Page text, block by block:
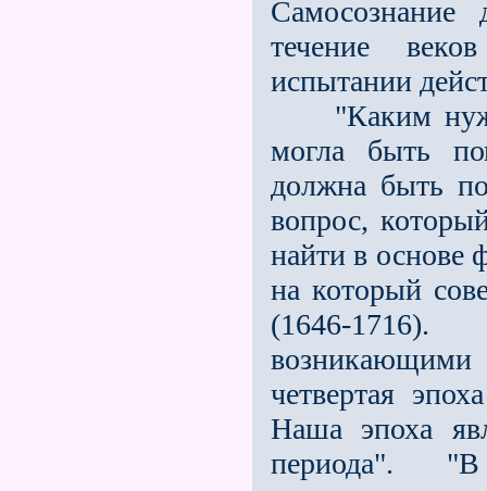
Самосознание
течение
испытании
"Каким
могла быть
должна быть
вопрос,
найти в основе
на который
(1646-
четвертая
Наша эпоха
периода".